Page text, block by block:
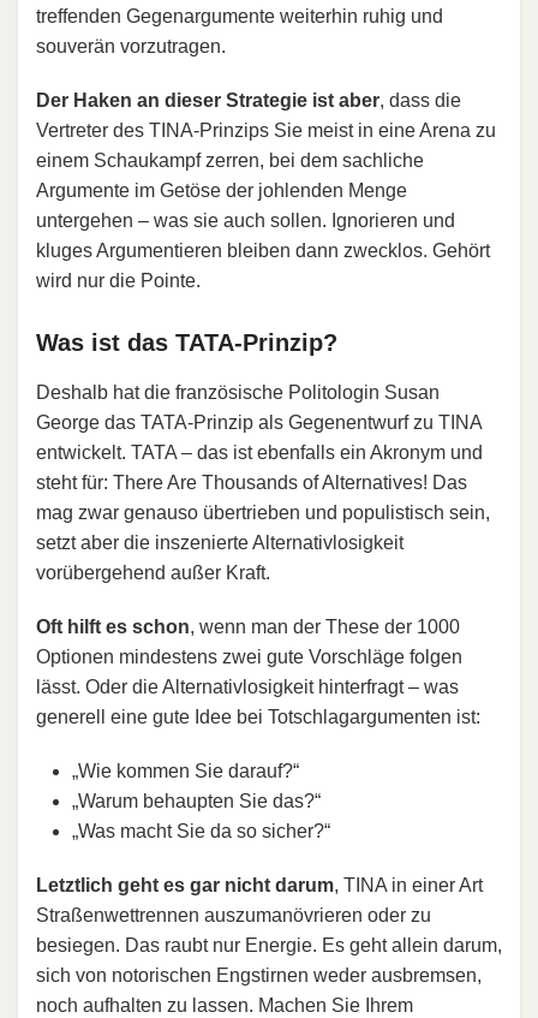
treffenden Gegenargumente weiterhin ruhig und
souverän vorzutragen.
Der Haken an dieser Strategie ist aber, dass die
Vertreter des TINA-Prinzips Sie meist in eine Arena zu
einem Schaukampf zerren, bei dem sachliche
Argumente im Getöse der johlenden Menge
untergehen – was sie auch sollen. Ignorieren und
kluges Argumentieren bleiben dann zwecklos. Gehört
wird nur die Pointe.
Was ist das TATA-Prinzip?
Deshalb hat die französische Politologin Susan
George das TATA-Prinzip als Gegenentwurf zu TINA
entwickelt. TATA – das ist ebenfalls ein Akronym und
steht für: There Are Thousands of Alternatives! Das
mag zwar genauso übertrieben und populistisch sein,
setzt aber die inszenierte Alternativlosigkeit
vorübergehend außer Kraft.
Oft hilft es schon, wenn man der These der 1000
Optionen mindestens zwei gute Vorschläge folgen
lässt. Oder die Alternativlosigkeit hinterfragt – was
generell eine gute Idee bei Totschlagargumenten ist:
„Wie kommen Sie darauf?“
„Warum behaupten Sie das?“
„Was macht Sie da so sicher?“
Letztlich geht es gar nicht darum, TINA in einer Art
Straßenwettrennen auszumanövrieren oder zu
besiegen. Das raubt nur Energie. Es geht allein darum,
sich von notorischen Engstirnen weder ausbremsen,
noch aufhalten zu lassen. Machen Sie Ihrem